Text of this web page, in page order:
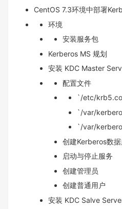
CentOS 7.3环境中部署
环境
安装服务包
Kerberos MS 规划
安装 KDC Master
配置文件
`/etc/
`/var/
`/var/
创建Kerberos数
启动与停止服务
创建管理员
创建普通用户
安装 KDC Salve